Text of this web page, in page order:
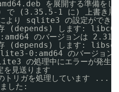
を展開する準備を
(3.35.5-1 に) 上書き展
より sqlite3 の設定ができ
存 (depends) します:
のバージョンは
存 (depends) します:
0:amd64 のバージョ
の処理中にエラーが発生
見送ります
リガを処理しています ...
ました: